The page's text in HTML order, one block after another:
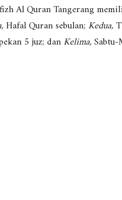
Al Quran Tangerang
Hafal Quran sebulan; Kedua,
5 juz; danKelima,